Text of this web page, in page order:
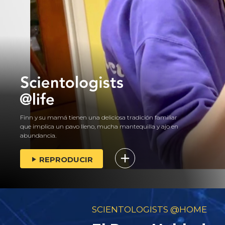
Finn y su mamá tienen una deliciosa tradición familiar
que implica un pavo lleno, mucha mantequilla y ajo en
abundancia.
REPRODUCIR
SCIENTOLOGISTS @HOME